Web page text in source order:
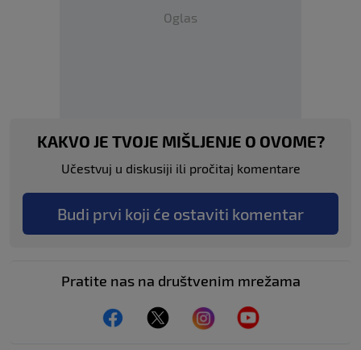
Oglas
KAKVO JE TVOJE MIŠLJENJE O OVOME?
Učestvuj u diskusiji ili pročitaj komentare
Budi prvi koji će ostaviti komentar
Pratite nas na društvenim mrežama